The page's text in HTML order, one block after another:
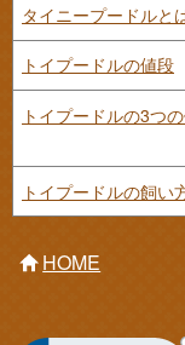
タイニープードルと
トイプードルの値段
トイプードルの3つ
トイプードルの飼い
HOME